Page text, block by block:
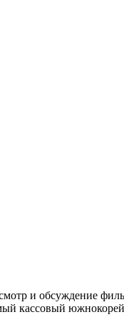
и обсуждение
кассовый